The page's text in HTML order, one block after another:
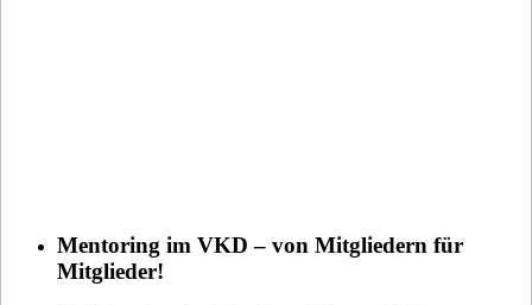
Mentoring im VKD – von Mitgliedern für
Mitglieder!